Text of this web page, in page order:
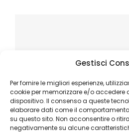
Gestisci
Per fornire le migliori esperienze,
cookie per memorizzare e/o accedere
dispositivo. Il consenso a queste
elaborare dati come il
su questo sito. Non acconsentire o
negativamente su alcune